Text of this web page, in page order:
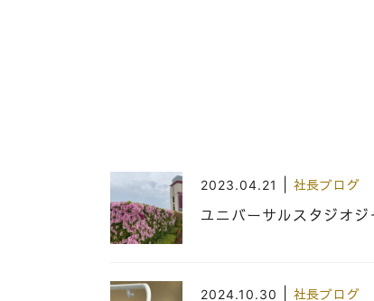
2023.04.21 社長ブログ
ユニバーサルスタジオジ
2024.10.30 社長ブログ